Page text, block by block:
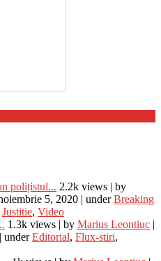
polițistul... 2.2k views | by
5, 2020 | underBreaking
Justitie, Video
1.3k views | by Marius Leontiuc |
| underEditorial, Flux-stiri,